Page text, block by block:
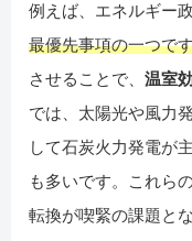
例えば、エネルギー
最優先事項の一つで
させることで、 温室
では、太陽光や風力
して石炭火力発電が
も多いです。これら
転換が喫緊の課題と